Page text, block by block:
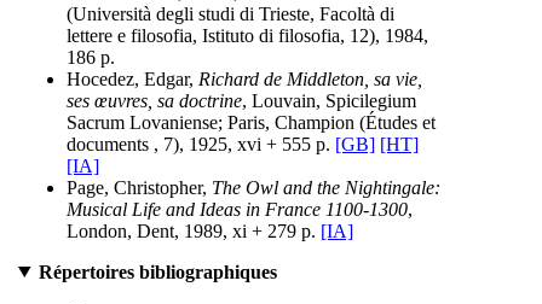
(Università degli studi di Trieste, Facoltà di
lettere e filosofia, Istituto di filosofia, 12), 1984,
186 p.
Hocedez, Edgar, Richard de Middleton, sa vie,
ses œuvres, sa doctrine, Louvain, Spicilegium
Sacrum Lovaniense; Paris, Champion (Études et
documents , 7), 1925, xvi + 555 p. [GB] [HT]
[IA]
Page, Christopher, The Owl and the Nightingale:
Musical Life and Ideas in France 1100-1300,
London, Dent, 1989, xi + 279 p. [IA]
Répertoires bibliographiques